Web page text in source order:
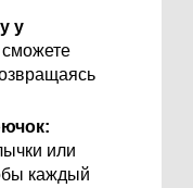
у
или
каждый